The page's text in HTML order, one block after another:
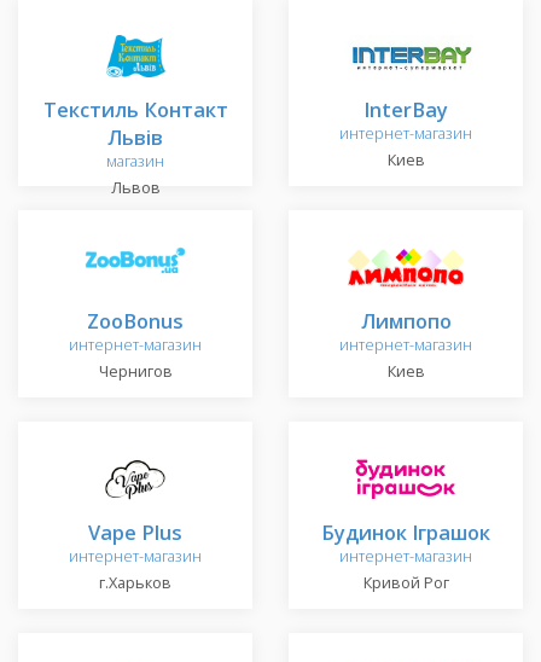
Текстиль Контакт
Львів
магазин
Львов
InterBay
интернет-магазин
Киев
ZooBonus
интернет-магазин
Чернигов
Лимпопо
интернет-магазин
Киев
Vape Plus
интернет-магазин
г.Харьков
Будинок Іграшок
интернет-магазин
Кривой Рог